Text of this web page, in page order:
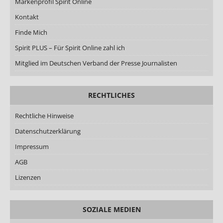
Kontakt
Finde Mich
Spirit PLUS – Für Spirit Online zahl ich
Mitglied im Deutschen Verband der Presse Journalisten
RECHTLICHES
Rechtliche Hinweise
Datenschutzerklärung
Impressum
AGB
Lizenzen
SOZIALE MEDIEN